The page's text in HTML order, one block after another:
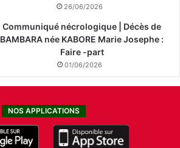
26/06/2026
Communiqué nécrologique | Décès de
BAMBARA née KABORE Marie Josephe :
Faire -part
01/06/2026
NOS APPLICATIONS